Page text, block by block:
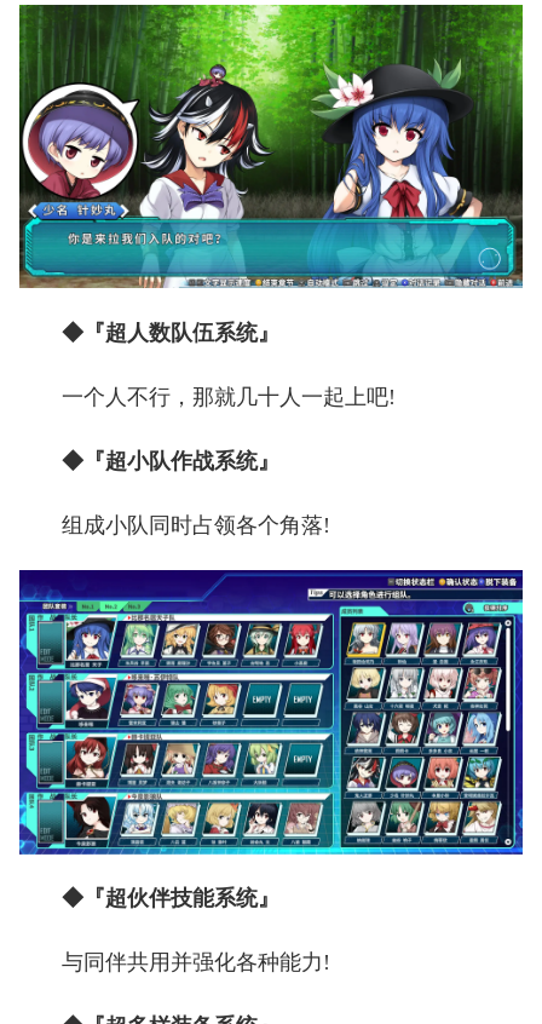
◆『超人数队伍系统』
一个人不行，那就几十人一起上吧!
◆『超小队作战系统』
组成小队同时占领各个角落!
◆『超伙伴技能系统』
与同伴共用并强化各种能力!